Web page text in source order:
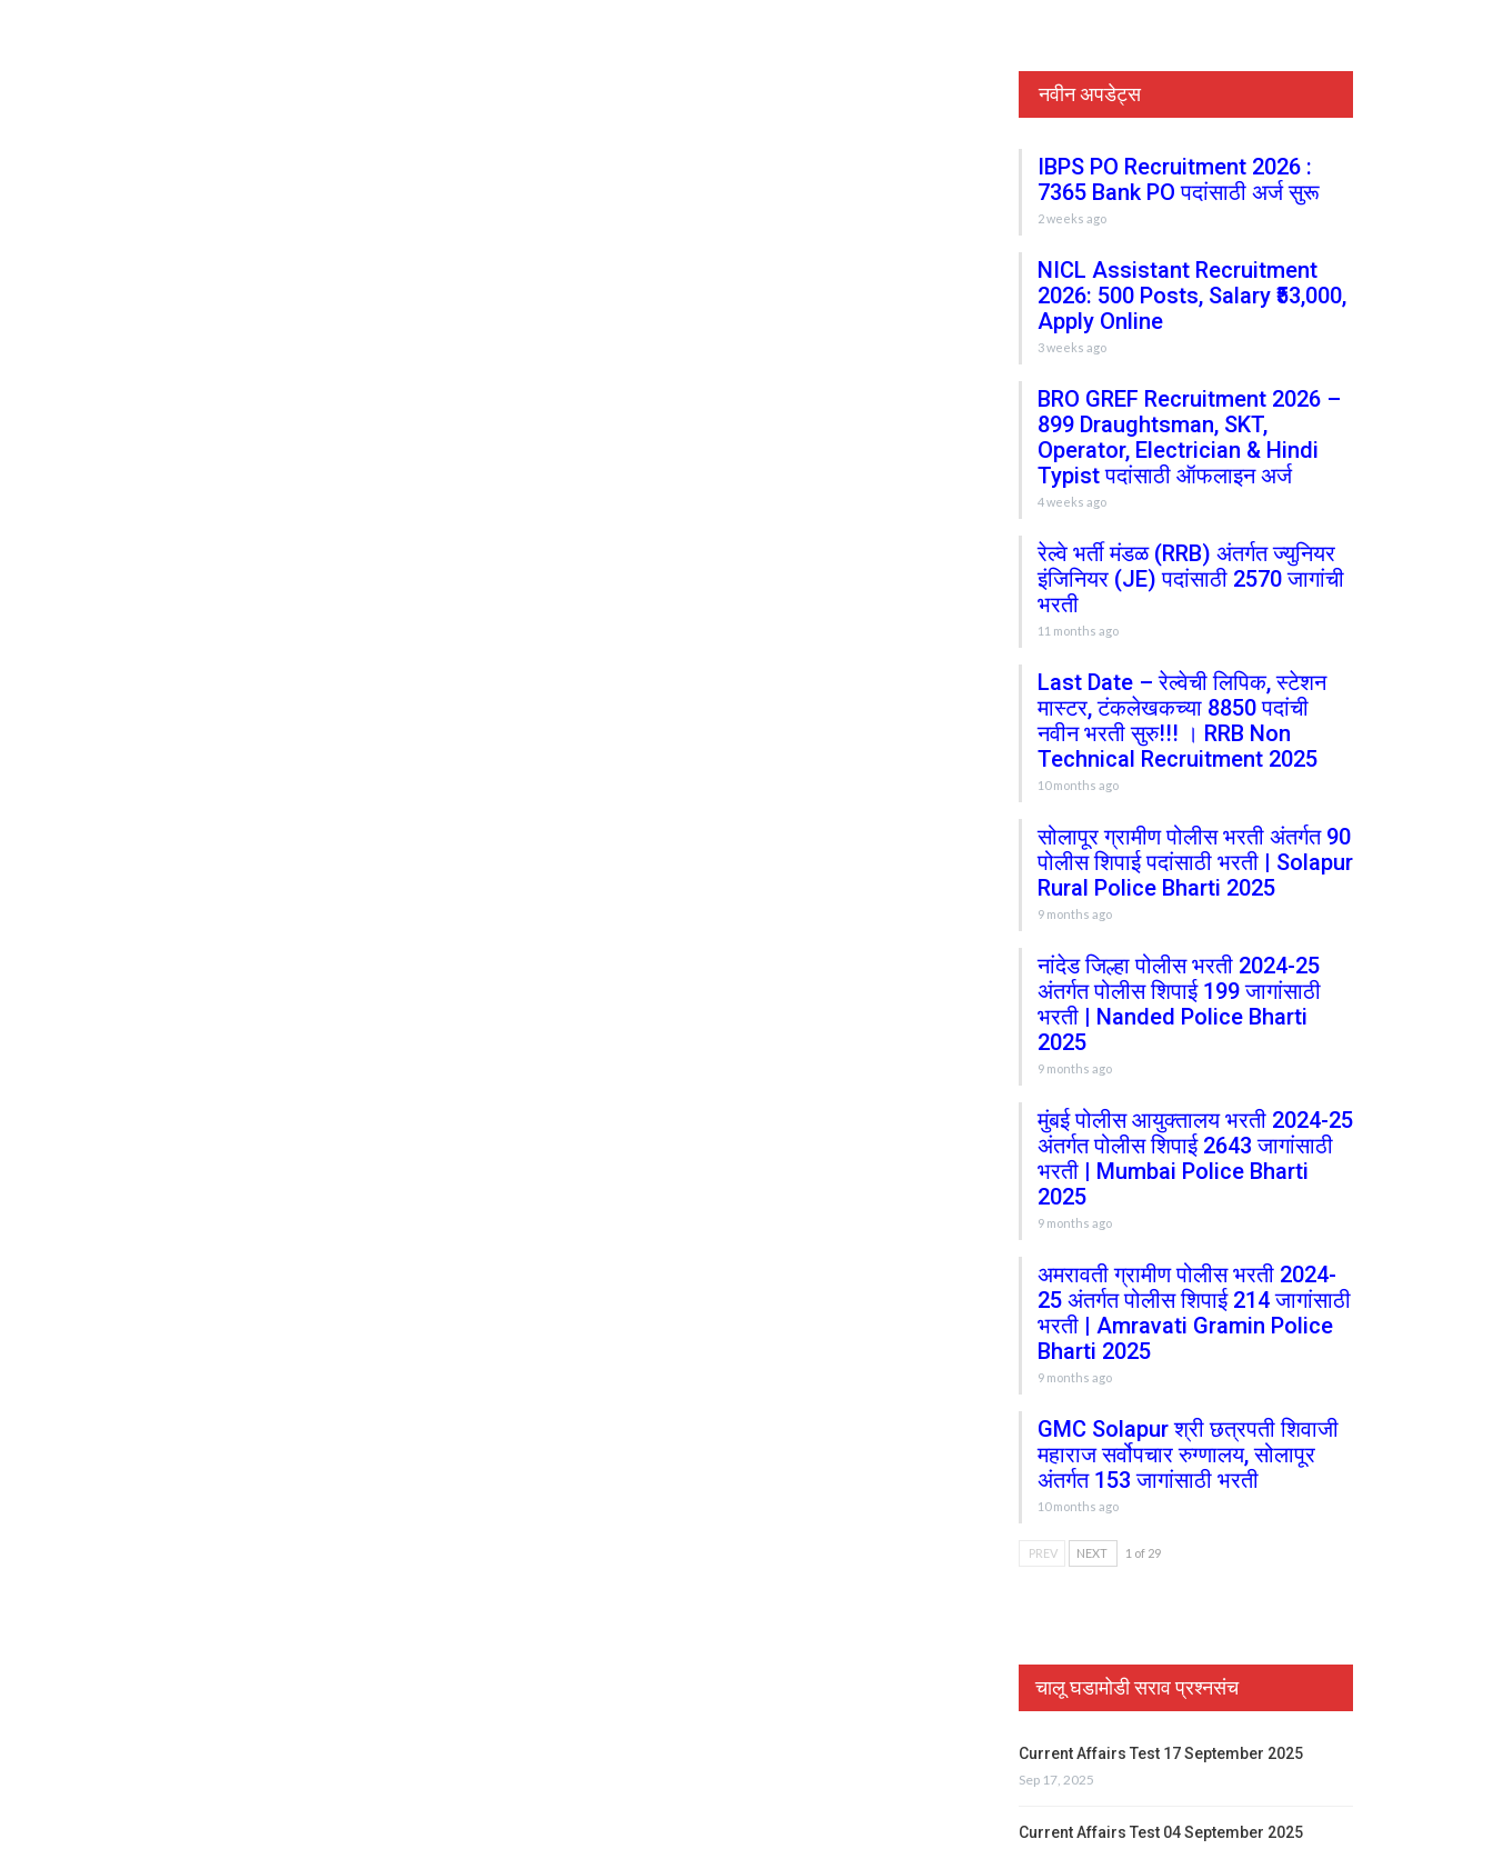
नवीन अपडेट्स
IBPS PO Recruitment 2026 :
7365 Bank PO पदांसाठी अर्ज सुरू
2 weeks ago
NICL Assistant Recruitment
2026: 500 Posts, Salary ₹53,000,
Apply Online
3 weeks ago
BRO GREF Recruitment 2026 –
899 Draughtsman, SKT,
Operator, Electrician & Hindi
Typist पदांसाठी ऑफलाइन अर्ज
4 weeks ago
रेल्वे भर्ती मंडळ (RRB) अंतर्गत ज्युनियर
इंजिनियर (JE) पदांसाठी 2570 जागांची
भरती
11 months ago
Last Date – रेल्वेची लिपिक, स्टेशन
मास्टर, टंकलेखकच्या 8850 पदांची
नवीन भरती सुरु!!! । RRB Non
Technical Recruitment 2025
10 months ago
सोलापूर ग्रामीण पोलीस भरती अंतर्गत 90
पोलीस शिपाई पदांसाठी भरती | Solapur
Rural Police Bharti 2025
9 months ago
नांदेड जिल्हा पोलीस भरती 2024-25
अंतर्गत पोलीस शिपाई 199 जागांसाठी
भरती | Nanded Police Bharti
2025
9 months ago
मुंबई पोलीस आयुक्तालय भरती 2024-25
अंतर्गत पोलीस शिपाई 2643 जागांसाठी
भरती | Mumbai Police Bharti
2025
9 months ago
अमरावती ग्रामीण पोलीस भरती 2024-
25 अंतर्गत पोलीस शिपाई 214 जागांसाठी
भरती | Amravati Gramin Police
Bharti 2025
9 months ago
GMC Solapur श्री छत्रपती शिवाजी
महाराज सर्वोपचार रुग्णालय, सोलापूर
अंतर्गत 153 जागांसाठी भरती
10 months ago
PREV NEXT 1 of 29
चालू घडामोडी सराव प्रश्नसंच
Current Affairs Test 17 September 2025
Sep 17, 2025
Current Affairs Test 04 September 2025